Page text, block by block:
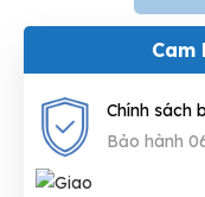
Cam
Chính sách
Bảo hành